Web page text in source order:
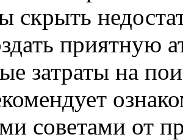
скрыть
приятную
затраты на
советами от